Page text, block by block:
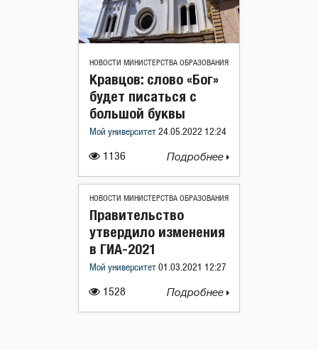
НОВОСТИ МИНИСТЕРСТВА ОБРАЗОВАНИЯ
1136
Кравцов: слово «Бог»
будет писаться с
большой буквы
Мой университет 24.05.2022 12:24
Подробнее
НОВОСТИ МИНИСТЕРСТВА ОБРАЗОВАНИЯ
1528
Правительство
утвердило изменения
в ГИА-2021
Мой университет 01.03.2021 12:27
Подробнее